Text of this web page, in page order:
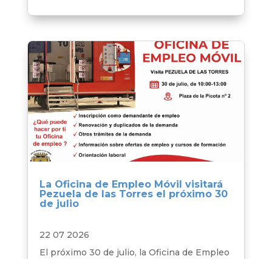
La Oficina de Empleo Móvil visitará
Pezuela de las Torres el próximo 30
de julio
22 07 2026
El próximo 30 de julio, la Oficina de Empleo